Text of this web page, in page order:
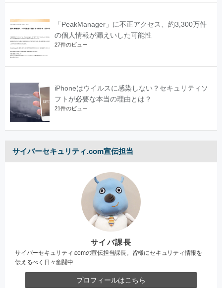
「PeakManager」に不正アクセス、約3,300万件
の個人情報が漏えいした可能性
27件のビュー
iPhoneはウイルスに感染しない？セキュリティソ
フトが必要な本当の理由とは？
21件のビュー
サイバーセキュリティ.com宣伝担当
サイバ課長
サイバーセキュリティ.comの宣伝担当課長。皆様にセキュリティ情報を
伝えるべく日々奮闘中
プロフィールはこちら